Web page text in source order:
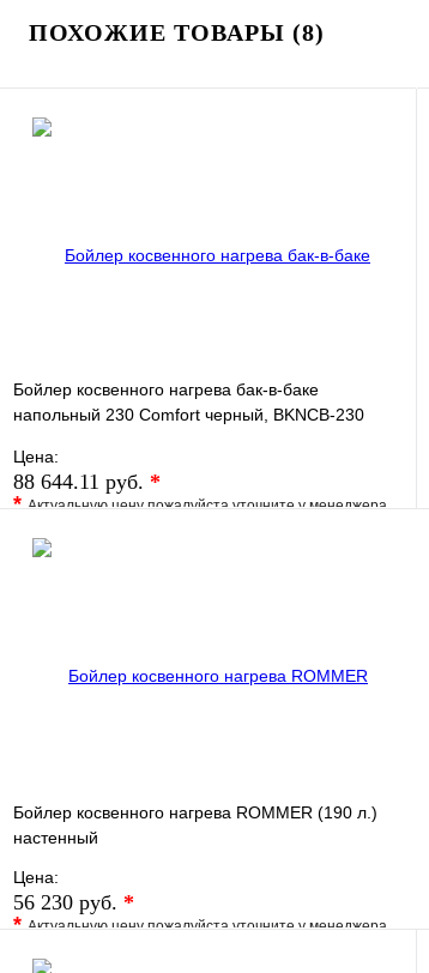
ПОХОЖИЕ ТОВАРЫ (8)
Бойлер косвенного нагрева бак-в-баке
напольный 230 Comfort черный, BKNCB-230
Цена:
88 644.11 руб. *
*Актуальную цену пожалуйста уточните у менеджера
В избранное
Бойлер косвенного нагрева ROMMER (190 л.)
настенный
Цена:
56 230 руб. *
*Актуальную цену пожалуйста уточните у менеджера
В избранное